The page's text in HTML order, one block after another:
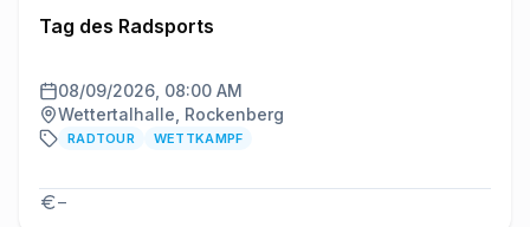
Tag des Radsports
08/09/2026, 08:00 AM
Wettertalhalle, Rockenberg
RADTOUR WETTKAMPF
–